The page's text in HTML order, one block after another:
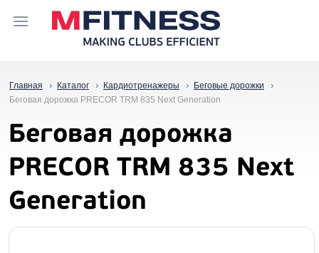
Главная Каталог Кардиотренажеры
Беговые дорожки
Беговая дорожка PRECOR TRM 835 Next Generation
Беговая дорожка
PRECOR TRM 835 Next
Generation